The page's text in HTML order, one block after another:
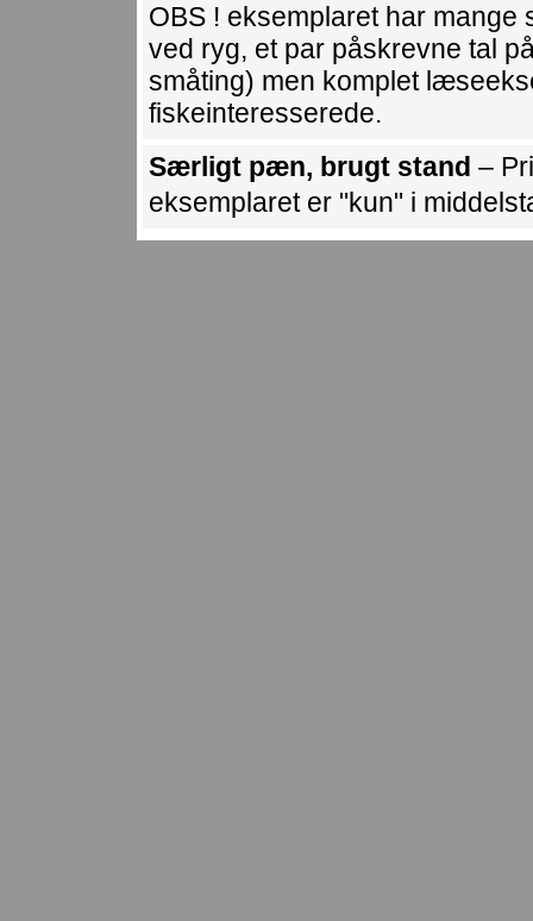
OBS ! eksemplaret har mange
ved ryg, et par påskrevne tal
småting) men komplet
fiskeinteresserede.
Særligt pæn, brugt stand –
eksemplaret er "kun" i